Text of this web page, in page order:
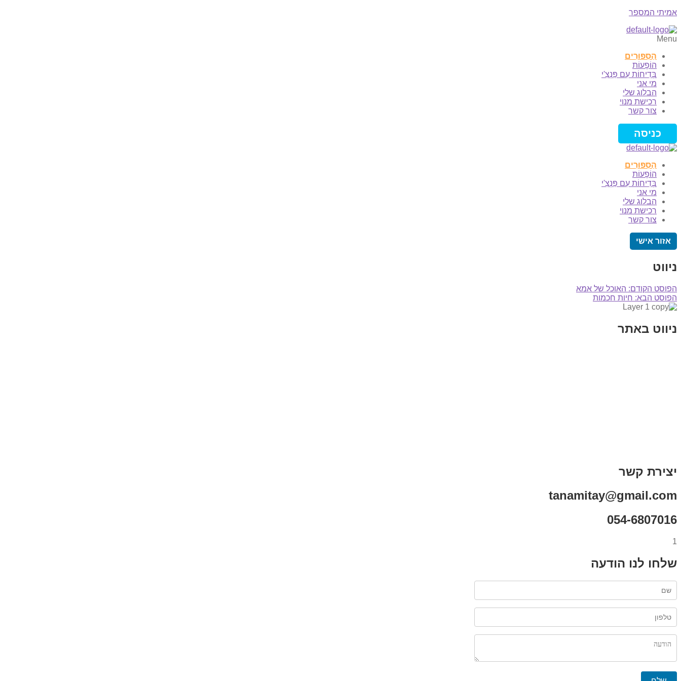
אמיתי המספר
Menu
הַסִּפּוּרִים
הוֹפָעוֹת
בְּדִיחוֹת עִם פַּנְצִ'י
מי אני
הבלוג שלי
רכישת מנוי
צור קשר
כניסה
הַסִּפּוּרִים
הוֹפָעוֹת
בְּדִיחוֹת עִם פַּנְצִ'י
מי אני
הבלוג שלי
רכישת מנוי
צור קשר
אזור אישי
ניווט
הפוסט הקודם: האוכל של אמא
הפוסט הבא: חיות חכמות
ניווט באתר
יצירת קשר
tanamitay@gmail.com
054-6807016
1
שלחו לנו הודעה